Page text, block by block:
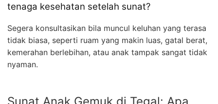
tenaga kesehatan setelah sunat?
Segera konsultasikan bila muncul keluhan yang terasa
tidak biasa, seperti ruam yang makin luas, gatal berat,
kemerahan berlebihan, atau anak tampak sangat tidak
nyaman.